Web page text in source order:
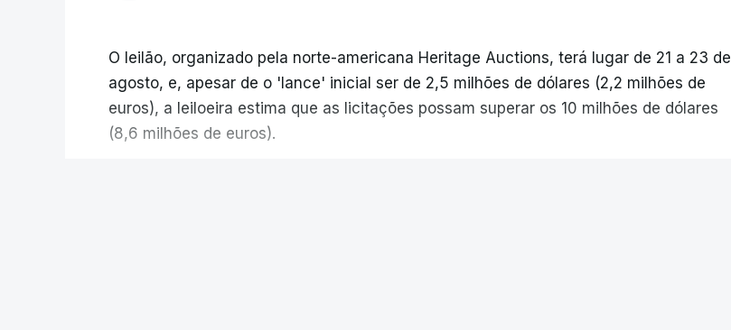
O leilão, organizado pela norte-americana Heritage Auctions, terá lugar de 21 a 23 de
agosto, e, apesar de o 'lance' inicial ser de 2,5 milhões de dólares (2,2 milhões de
euros), a leiloeira estima que as licitações possam superar os 10 milhões de dólares
(8,6 milhões de euros).